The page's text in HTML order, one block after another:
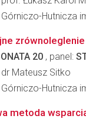
Hutnicza
20 , panel:
Mateusz Sitko
Hutnicza
metoda